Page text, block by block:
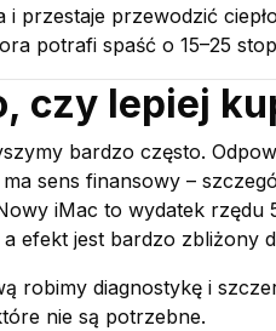
przestaje przewodzić
potrafi spaść o 15–25
czy lepiej
bardzo często.
sens finansowy –
iMac to wydatek rzędu
a efekt jest bardzo
robimy diagnostykę i
nie są potrzebne.